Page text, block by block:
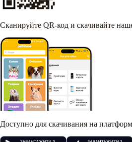
Сканируйте QR-код и скачивайте
Доступно для скачивания на